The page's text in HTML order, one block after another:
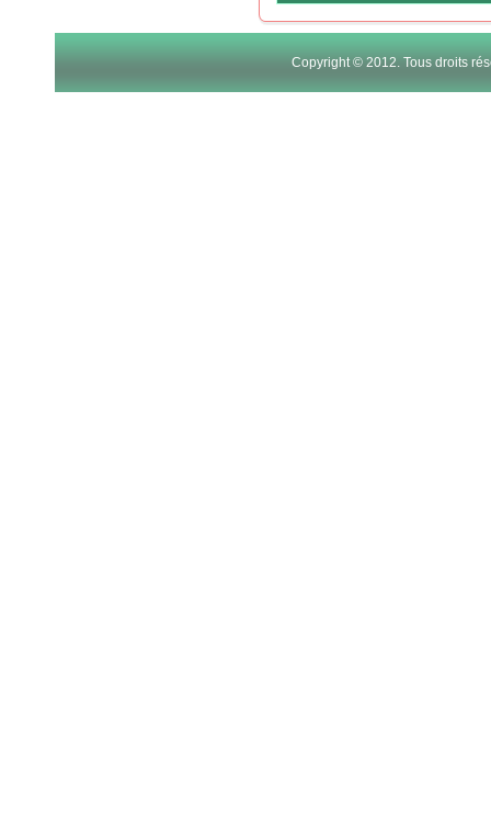
Copyright © 2012. Tous droits